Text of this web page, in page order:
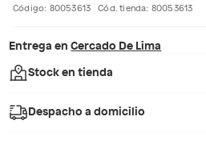
Código: 80053613 Cód. tienda: 80053613
Entrega en Cercado De Lima
Stock en tienda
Despacho a domicilio